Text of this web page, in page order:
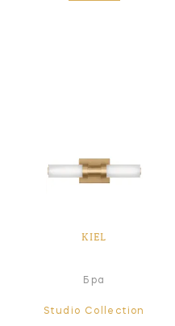
KIEL
Бра
Studio Collection